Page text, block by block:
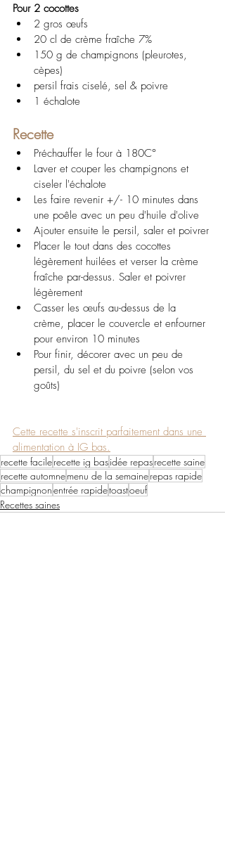
Pour 2 cocottes
2 gros œufs
20 cl de crème fraîche 7%
150 g de champignons (pleurotes,
cèpes)
persil frais ciselé, sel & poivre
1 échalote
Recette
Préchauffer le four à 180C°
Laver et couper les champignons et
ciseler l'échalote
Les faire revenir +/- 10 minutes dans
une poêle avec un peu d'huile d'olive
Ajouter ensuite le persil, saler et poivrer
Placer le tout dans des cocottes
légèrement huilées et verser la crème
fraîche par-dessus. Saler et poivrer
légèrement
Casser les œufs au-dessus de la
crème, placer le couvercle et enfourner
pour environ 10 minutes
Pour finir, décorer avec un peu de
persil, du sel et du poivre (selon vos
goûts)
Cette recette s'inscrit parfaitement dans une
alimentation à IG bas.
recette facilerecette ig basidée repasrecette saine
recette automnemenu de la semainerepas rapide
champignonentrée rapidetoastoeuf
Recettes saines